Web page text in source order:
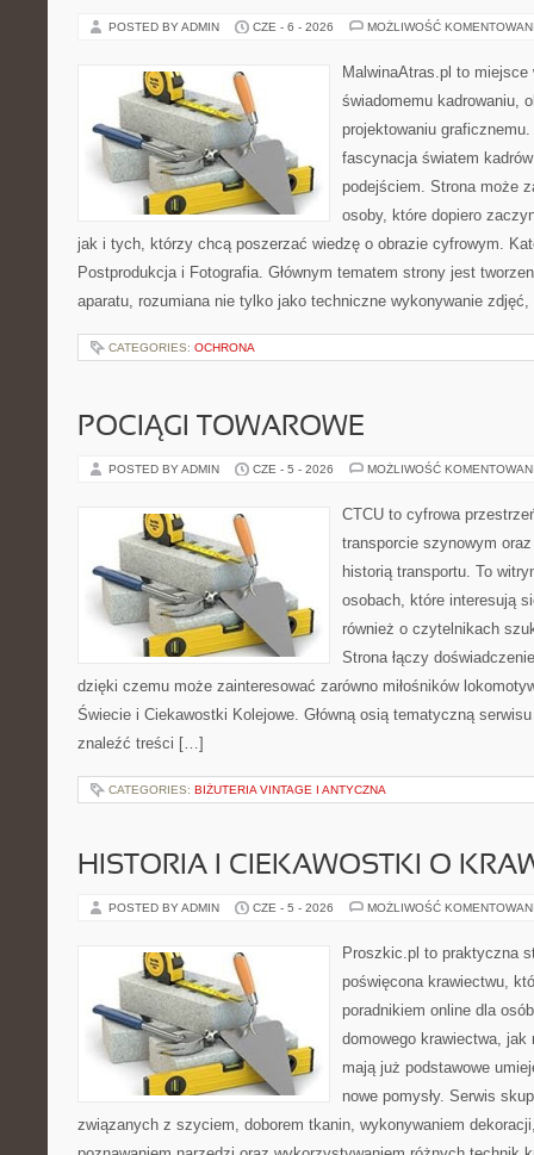
POSTED BY ADMIN CZE - 6 - 2026 MOŻLIWOŚĆ
MalwinaAtras.pl to
świadomemu kadrowaniu,
projektowaniu
fascynacja światem
podejściem. Strona może
osoby, które dopiero
jak i tych, którzy chcą poszerzać wiedzę o obrazie cyfrowym.
Postprodukcja i Fotografia. Głównym tematem strony jest
aparatu, rozumiana nie tylko jako techniczne wykonywanie
CATEGORIES: OCHRONA
POCIĄGI TOWAROWE
POSTED BY ADMIN CZE - 5 - 2026 MOŻLIWOŚĆ
CTCU to cyfrowa
transporcie szynowym
historią transportu. To
osobach, które interesują
również o czytelnikach
Strona łączy
dzięki czemu może zainteresować zarówno miłośników
Świecie i Ciekawostki Kolejowe. Główną osią tematyczną
znaleźć treści […]
CATEGORIES: BIŻUTERIA VINTAGE I ANTYCZNA
HISTORIA I CIEKAWOSTKI O
POSTED BY ADMIN CZE - 5 - 2026 MOŻLIWOŚĆ
Proszkic.pl to praktyczna
poświęcona krawiectwu,
poradnikiem online dla
domowego krawiectwa,
mają już podstawowe
nowe pomysły. Serwis
związanych z szyciem, doborem tkanin, wykonywaniem